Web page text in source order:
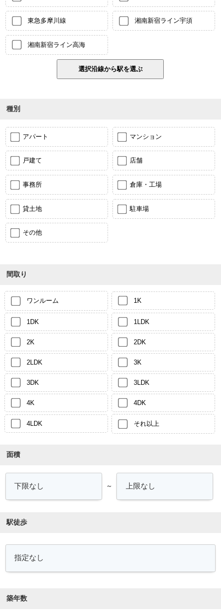
東急多摩川線 湘南新宿ライン宇須
湘南新宿ライン高海
種別
アパート マンション
戸建て 店舗
事務所 倉庫・工場
貸土地 駐車場
その他
間取り
ワンルーム 1K
1DK 1LDK
2K 2DK
2LDK 3K
3DK 3LDK
4K 4DK
4LDK それ以上
面積
～
駅徒歩
築年数